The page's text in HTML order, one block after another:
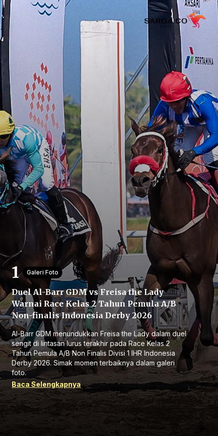
Beranda
Bagikan
Sebelumnya
Selanjutnya
Galeri Foto
Duel Al-Barr GDM vs Freisa the Lady
Warnai Race Kelas 2 Tahun Pemula A/B
Non-finalis Indonesia Derby 2026
Al-Barr GDM menundukkan Freisa the Lady dalam duel
sengit di lintasan lurus terakhir pada Race Kelas 2
Tahun Pemula A/B Non Finalis Divisi 1 IHR Indonesia
Derby 2026. Simak momen terbaiknya dalam galeri
foto.
Baca Selengkapnya